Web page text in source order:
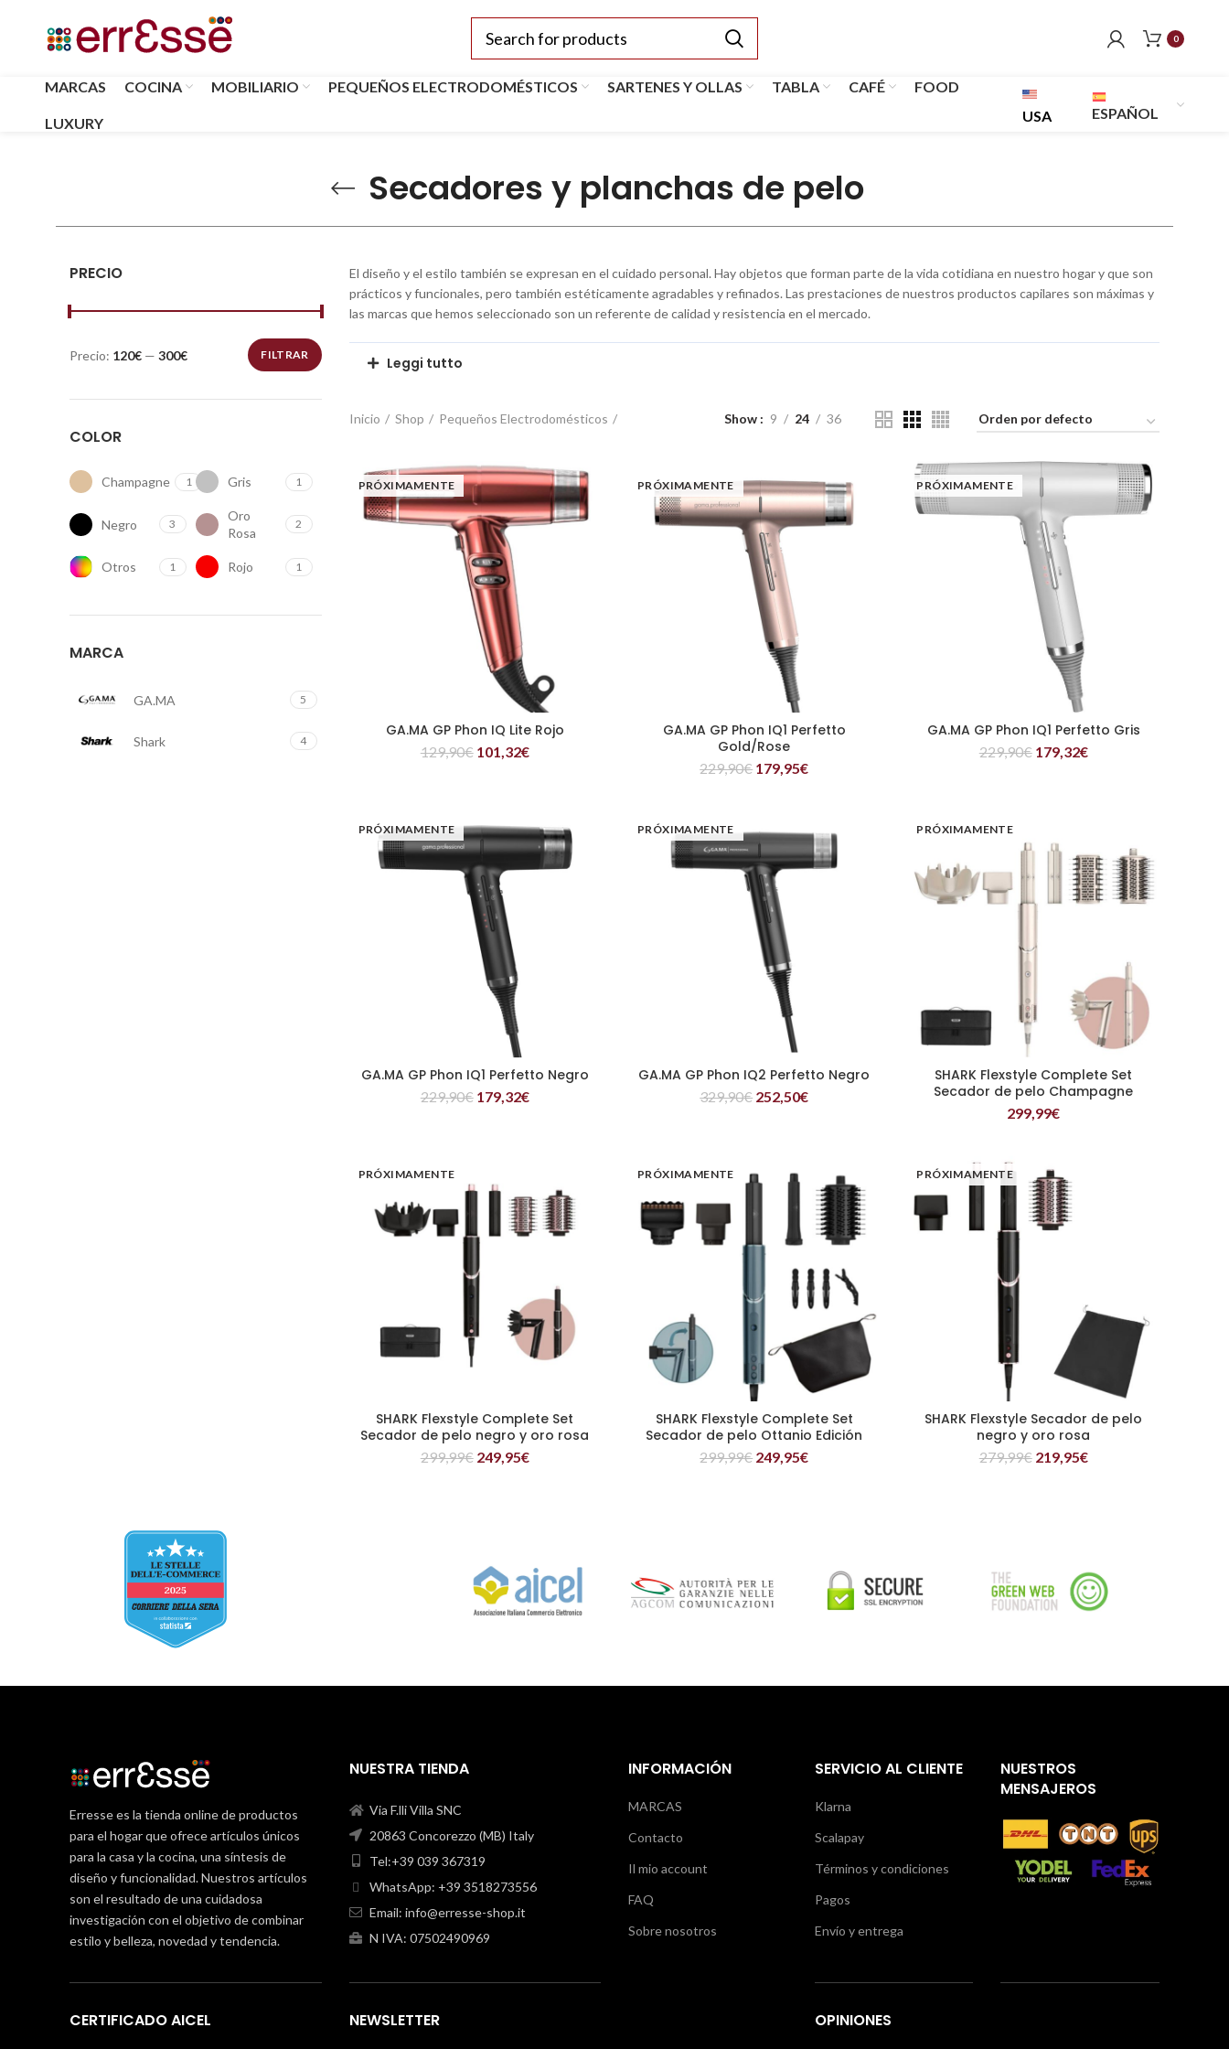
0
MARCAS COCINA MOBILIARIO PEQUEÑOS ELECTRODOMÉSTICOS SARTENES Y OLLAS TABLA CAFÉ FOOD
LUXURY USA ESPAÑOL
Secadores y planchas de pelo
PRECIO
FILTRAR
Precio: 120€ — 300€
COLOR
Champagne 1 Gris 1
Negro 3
Oro
Rosa
2
Otros 1 Rojo 1
MARCA
GA.MA 5
Shark 4
El diseño y el estilo también se expresan en el cuidado personal. Hay objetos que forman parte de la vida cotidiana en nuestro hogar y que son
prácticos y funcionales, pero también estéticamente agradables y refinados. Las prestaciones de nuestros productos capilares son máximas y
las marcas que hemos seleccionado son un referente de calidad y resistencia en el mercado.
Leggi tutto
Inicio Shop Pequeños Electrodomésticos Show 9 24 36
PRÓXIMAMENTE
LEER MÁS
GA.MA GP Phon IQ Lite Rojo
129,90€ 101,32€
PRÓXIMAMENTE
LEER MÁS
GA.MA GP Phon IQ1 Perfetto
Gold/Rose
229,90€ 179,95€
PRÓXIMAMENTE
LEER MÁS
GA.MA GP Phon IQ1 Perfetto Gris
229,90€ 179,32€
PRÓXIMAMENTE
LEER MÁS
GA.MA GP Phon IQ1 Perfetto Negro
229,90€ 179,32€
PRÓXIMAMENTE
LEER MÁS
GA.MA GP Phon IQ2 Perfetto Negro
329,90€ 252,50€
PRÓXIMAMENTE
LEER MÁS
SHARK Flexstyle Complete Set
Secador de pelo Champagne
299,99€
PRÓXIMAMENTE
LEER MÁS
SHARK Flexstyle Complete Set
Secador de pelo negro y oro rosa
299,99€ 249,95€
PRÓXIMAMENTE
LEER MÁS
SHARK Flexstyle Complete Set
Secador de pelo Ottanio Edición
Limitada
299,99€ 249,95€
PRÓXIMAMENTE
LEER MÁS
SHARK Flexstyle Secador de pelo
negro y oro rosa
279,99€ 219,95€
Erresse es la tienda online de productos
para el hogar que ofrece artículos únicos
para la casa y la cocina, una síntesis de
diseño y funcionalidad. Nuestros artículos
son el resultado de una cuidadosa
investigación con el objetivo de combinar
estilo y belleza, novedad y tendencia.
CERTIFICADO AICEL
NUESTRA TIENDA
Via F.lli Villa SNC
20863 Concorezzo (MB) Italy
Tel:+39 039 367319
WhatsApp: +39 3518273556
Email: info@erresse-shop.it
N IVA: 07502490969
NEWSLETTER
INFORMACIÓN
MARCAS
Contacto
Il mio account
FAQ
Sobre nosotros
SERVICIO AL CLIENTE
Klarna
Scalapay
Términos y condiciones
Pagos
Envío y entrega
OPINIONES
NUESTROS
MENSAJEROS